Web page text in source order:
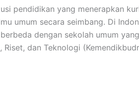
pendidikan yang menerapkan
umum secara seimbang. Di
dengan sekolah umum
Riset, dan Teknologi